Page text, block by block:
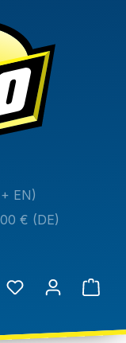
EN)
€ (DE)